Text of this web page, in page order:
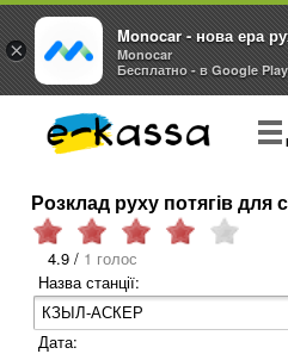
Розклад руху потягів
4.9 / 1 голос
Назва станції:
Дата:
×
Monocar - нова ера
Monocar
Бесплатно - в Google Play